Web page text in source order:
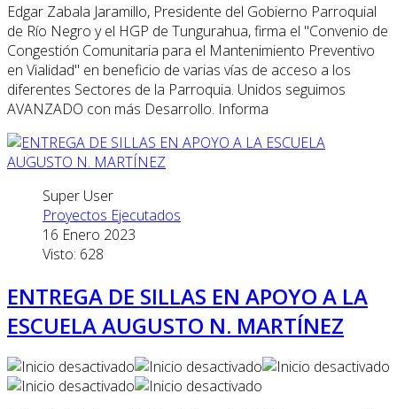
Edgar Zabala Jaramillo, Presidente del Gobierno Parroquial
de Río Negro y el HGP de Tungurahua, firma el "Convenio de
Congestión Comunitaria para el Mantenimiento Preventivo
en Vialidad" en beneficio de varias vías de acceso a los
diferentes Sectores de la Parroquia. Unidos seguimos
AVANZADO con más Desarrollo. Informa
Super User
Proyectos Ejecutados
16 Enero 2023
Visto: 628
ENTREGA DE SILLAS EN APOYO A LA
ESCUELA AUGUSTO N. MARTÍNEZ